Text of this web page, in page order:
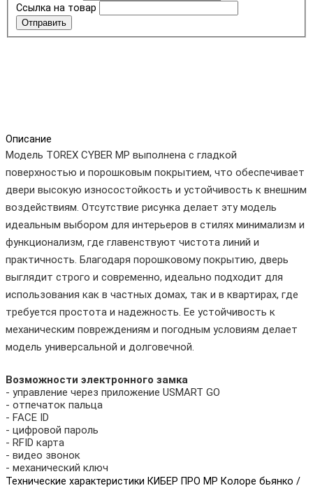
Ссылка на товар
Отправить
Описание
Модель TOREX CYBER MP выполнена с гладкой
поверхностью и порошковым покрытием, что обеспечивает
двери высокую износостойкость и устойчивость к внешним
воздействиям. Отсутствие рисунка делает эту модель
идеальным выбором для интерьеров в стилях минимализм и
функционализм, где главенствуют чистота линий и
практичность. Благодаря порошковому покрытию, дверь
выглядит строго и современно, идеально подходит для
использования как в частных домах, так и в квартирах, где
требуется простота и надежность. Ее устойчивость к
механическим повреждениям и погодным условиям делает
модель универсальной и долговечной.
Возможности электронного замка
- управление через приложение USMART GO
- отпечаток пальца
- FACE ID
- цифровой пароль
- RFID карта
- видео звонок
- механический ключ
Технические характеристики КИБЕР ПРО MP Колоре бьянко /